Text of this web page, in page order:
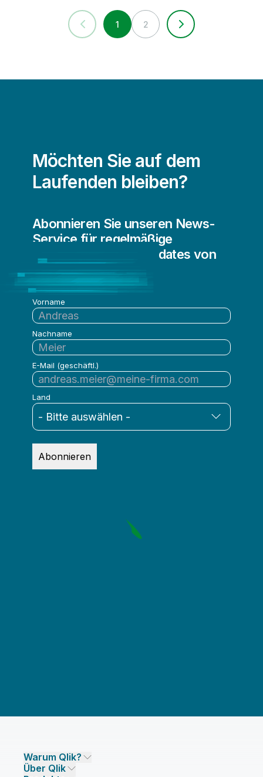
1 2
Möchten Sie auf dem
Laufenden bleiben?
Abonnieren Sie unseren News-
Service für regelmäßige
Informationen und Updates von
Qlik
Vorname
Nachname
E-Mail (geschäftl.)
Land
Abonnieren
Warum Qlik?
Warum Qlik
Über Qlik